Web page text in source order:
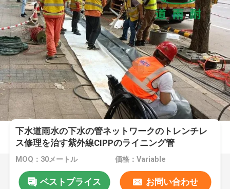
下水道雨水の下水の管ネットワークのトレンチレ
ス修理を治す紫外線CIPPのライニング管
MOQ：30メートル 価格：Variable
ベストプライス お問い合わせ